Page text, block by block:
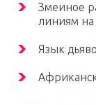
Змеиное
линиям
Язык